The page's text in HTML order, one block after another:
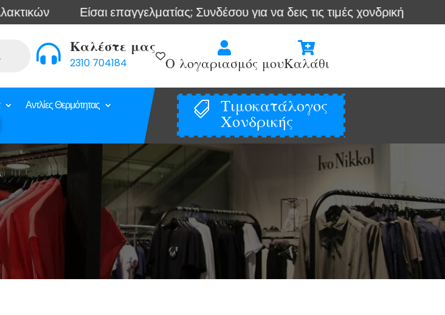
Είσαι επαγγελματίας; Συνδέσου για να δεις τις τιμές χονδρικής Άμεση

Καλέστε μας
2310 704184

Ο λογαριασμός μου

Καλάθι
Αντλίες Θερμότητας

Τιμοκατάλογος
Χονδρικής